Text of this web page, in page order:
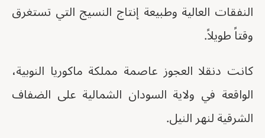
النفقات العالية وطبيعة إنتاج النسيج التي تستغرق
وقتاً طويلاً.
كانت دنقلا العجوز عاصمة مملكة ماكوريا النوبية،
الواقعة في ولاية السودان الشمالية على الضفاف
الشرقية لنهر النيل.